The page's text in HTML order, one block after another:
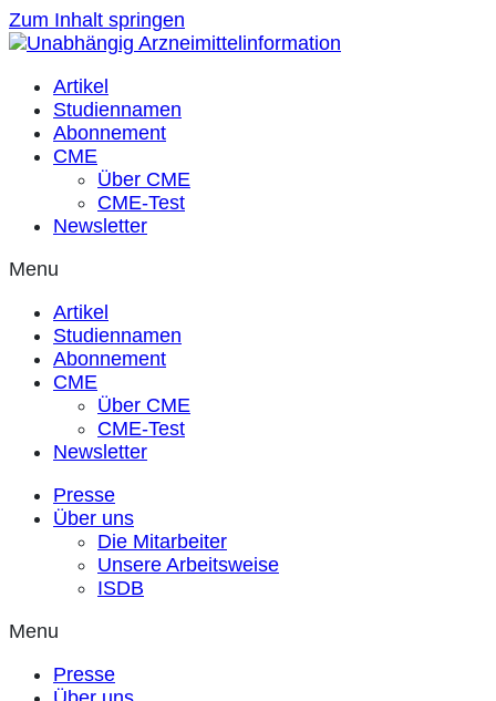
Zum Inhalt springen
Artikel
Studiennamen
Abonnement
CME
Über CME
CME-Test
Newsletter
Menu
Artikel
Studiennamen
Abonnement
CME
Über CME
CME-Test
Newsletter
Presse
Über uns
Die Mitarbeiter
Unsere Arbeitsweise
ISDB
Menu
Presse